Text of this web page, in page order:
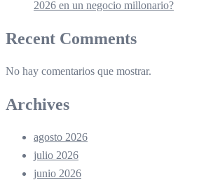
2026 en un negocio millonario?
Recent Comments
No hay comentarios que mostrar.
Archives
agosto 2026
julio 2026
junio 2026